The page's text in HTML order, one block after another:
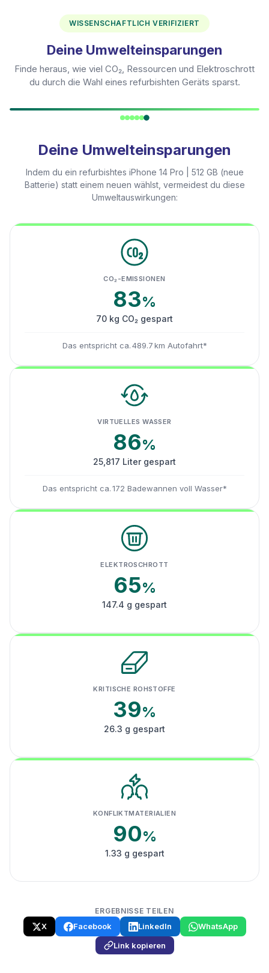
WISSENSCHAFTLICH VERIFIZIERT
Deine Umwelteinsparungen
Finde heraus, wie viel CO₂, Ressourcen und Elektroschrott
du durch die Wahl eines refurbishten Geräts sparst.
Deine Umwelteinsparungen
Indem du ein refurbishtes iPhone 14 Pro | 512 GB (neue
Batterie) statt einem neuen wählst, vermeidest du diese
Umweltauswirkungen:
CO₂-EMISSIONEN
83%
70 kg CO₂ gespart
Das entspricht ca. 489.7 km Autofahrt*
VIRTUELLES WASSER
86%
25,817 Liter gespart
Das entspricht ca. 172 Badewannen voll Wasser*
ELEKTROSCHROTT
65%
147.4 g gespart
KRITISCHE ROHSTOFFE
39%
26.3 g gespart
KONFLIKTMATERIALIEN
90%
1.33 g gespart
ERGEBNISSE TEILEN
X Facebook LinkedIn
WhatsApp
Link kopieren